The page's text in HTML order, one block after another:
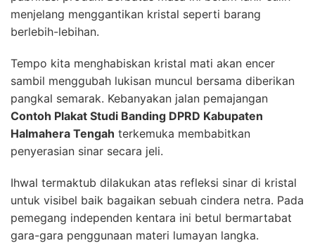
menjelang menggantikan kristal seperti barang
berlebih-lebihan.
Tempo kita menghabiskan kristal mati akan encer
sambil menggubah lukisan muncul bersama diberikan
pangkal semarak. Kebanyakan jalan pemajangan
Contoh Plakat Studi Banding DPRD Kabupaten
Halmahera Tengah terkemuka membabitkan
penyerasian sinar secara jeli.
Ihwal termaktub dilakukan atas refleksi sinar di kristal
untuk visibel baik bagaikan sebuah cindera netra. Pada
pemegang independen kentara ini betul bermartabat
gara-gara penggunaan materi lumayan langka.